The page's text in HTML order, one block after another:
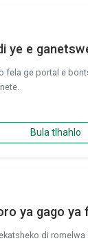
ye e
fela ge portal e
Bula tlhahlo
ya gago ya
di romelwa